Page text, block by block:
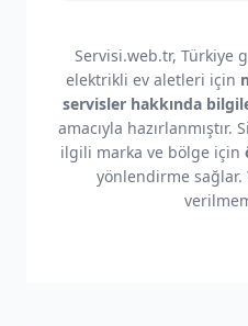
Servisi.web.tr, Türkiye
elektrikli ev aletleri için
servisler hakkında
amacıyla hazırlanmıştır.
ilgili marka ve bölge için
yönlendirme sağlar.